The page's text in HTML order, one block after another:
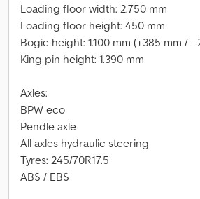
Loading floor width: 2.750 mm
Loading floor height: 450 mm
Bogie height: 1.100 mm (+385 mm / -
King pin height: 1.390 mm
Axles:
BPW eco
Pendle axle
All axles hydraulic steering
Tyres: 245/70R17.5
ABS / EBS